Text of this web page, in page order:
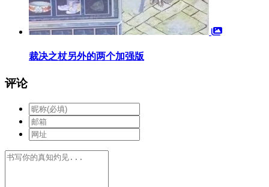
裁决之杖另外的两个加强版
评论